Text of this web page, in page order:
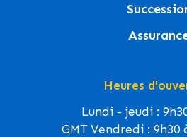
Heures
Lundi - jeudi :
GMT Vendredi : 9h30